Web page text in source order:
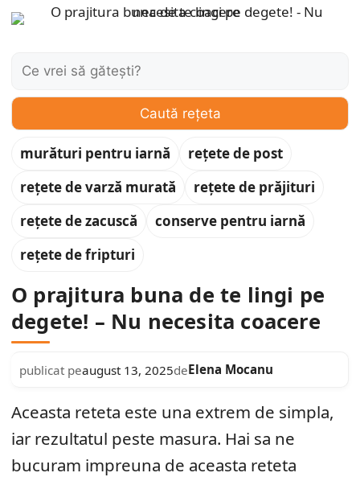
Caută:
Caută rețeta
murături pentru iarnă
rețete de post
rețete de varză murată
rețete de prăjituri
rețete de zacuscă
conserve pentru iarnă
rețete de fripturi
O prajitura buna de te lingi pe
degete! – Nu necesita coacere
publicat peaugust 13, 2025deElena Mocanu
Aceasta reteta este una extrem de simpla,
iar rezultatul peste masura. Hai sa ne
bucuram impreuna de aceasta reteta